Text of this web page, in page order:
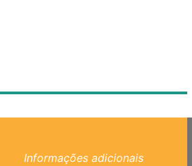
Informações adicionais